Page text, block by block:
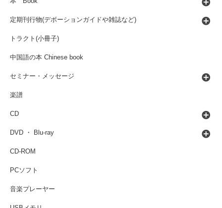
定期刊行物(デボーションガイドや雑誌など)
トラクト(小冊子)
中国語の本 Chinese book
セミナー・メッセージ
楽譜
CD
DVD ・ Blu-ray
CD-ROM
PCソフト
音楽プレーヤー